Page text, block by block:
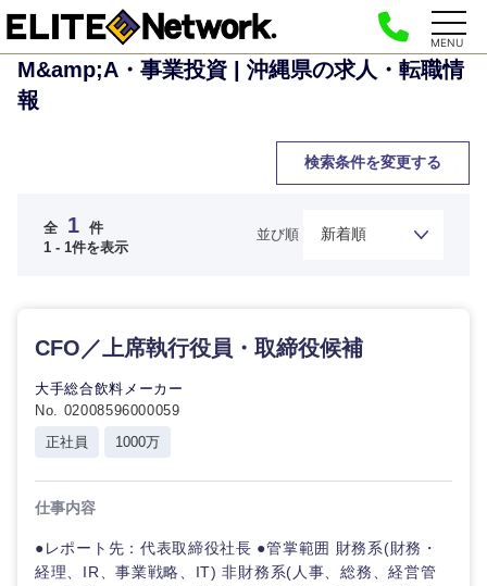
MENU
M&amp;A・事業投資 | 沖縄県の求人・転職情
報
検索条件を変更する
画・
事
業
企
経営ボー
ド
管理
M&A・事業投資
経営ボード
管理
SCM
人事
マーケティング
エネルギー・資源・環境
自動車・機械・船舶
電気・電子・半導体
素材・化学・金属
北海道 青森県
秋田県
ご希望条件を入力ください
推奨年齢
フリーワード
全 1 件
1 - 1件を表示
並び順
CFO／上席執行役員・取締役候補
大手総合飲料メーカー
No. 02008596000059
正社員
1000万
仕事内容
●レポート先：代表取締役社長 ●管掌範囲 財務系(財務・
経理、IR、事業戦略、IT) 非財務系(人事、総務、経営管